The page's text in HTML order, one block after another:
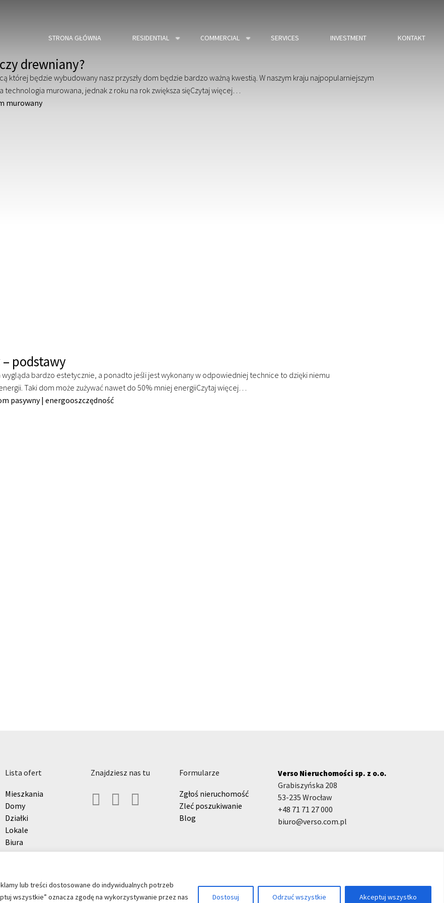
lub treści dostosowane do indywidualnych potrzeb
wszystkie” oznacza zgodę na wykorzystywanie przez nas
Dostosuj Odrzuć wszystkie Akceptuj wszystko
STRONA GŁÓWNA RESIDENTIAL COMMERCIAL SERVICES INVESTMENT KONTAKT
drewniany?
której będzie wybudowany nasz przyszły dom będzie bardzo ważną kwestią. W naszym kraju najpopularniejszym
technologia murowana, jednak z roku na rok zwiększa sięCzytaj więcej…
murowany
podstawy
bardzo estetycznie, a ponadto jeśli jest wykonany w odpowiedniej technice to dzięki niemu
Taki dom może zużywać nawet do 50% mniej energiiCzytaj więcej…
pasywny| energooszczędność
lista ofert
Mieszkania
Domy
Działki
Lokale
Biura
Hale i magazyny
znajdziesz nas tu formularze
Zgłoś nieruchomość
Zleć poszukiwanie
Blog
Verso Nieruchomości sp. z o.o.
Grabiszyńska 208
53-235 Wrocław
+48 71 71 27 000
biuro@verso.com.pl